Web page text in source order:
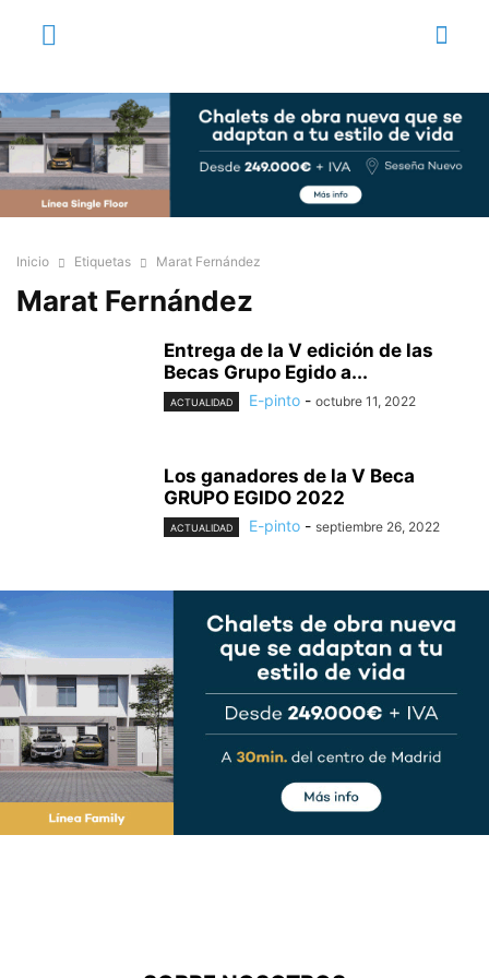
Inicio Etiquetas Marat Fernández
Marat Fernández
Entrega de la V edición de las
Becas Grupo Egido a...
ACTUALIDAD E-pinto - octubre 11, 2022
Los ganadores de la V Beca
GRUPO EGIDO 2022
ACTUALIDAD E-pinto - septiembre 26, 2022